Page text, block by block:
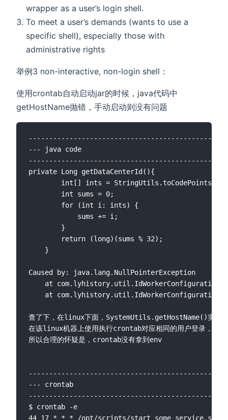
wrapper as a user’s login shell.
To meet a user’s demands (wants to use a
specific shell), especially those with
administrative rights
举例3 non-interactive, non-login shell：
使用crontab自动启动jar的时候，java代码中
getHostName抛错，手动启动则没有问题
--- java code
private Long getDataCenterId(){
int[] ints =
        int sums = 0;
        for (int i: ints) {
            sums += i;
        }
        return (long)(sums % 32);
    }
Caused by: java.lang.NullPointerException
查了下，在linux下面，SystemUtils.getHostName()实际是
在该linux机器上使用执行crontab对应相同的用户登录，并执
所以合理的怀疑是，crontab没有拿到env
--- crontab
$ crontab -e
44 17 * * * /opt/scripts/start_some_service.sh